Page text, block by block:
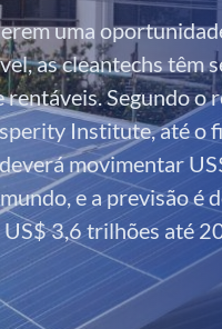
uma
as cleantechs têm
rentáveis. Segundo o
Institute, até o
movimentar
e a previsão é
US$ 3,6 trilhões até